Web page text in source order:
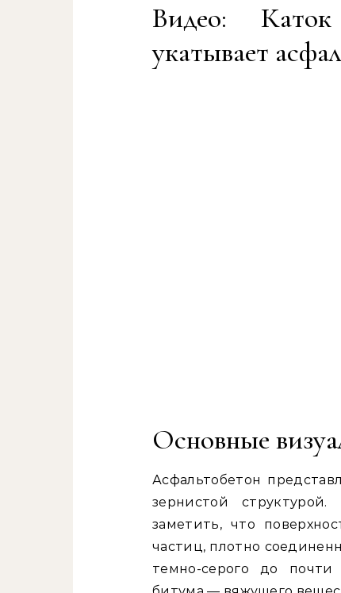
Видео:
укатывает
Основные
Асфальтобетон
зернистой
заметить, что
частиц, плотно
темно-серого до почти